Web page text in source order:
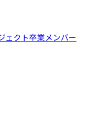
ェクト卒業メンバー